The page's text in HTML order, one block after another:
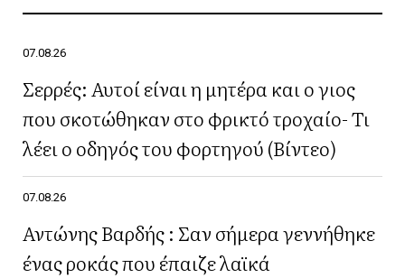
07.08.26
Σερρές: Αυτοί είναι η μητέρα και ο γιος
που σκοτώθηκαν στο φρικτό τροχαίο- Τι
λέει ο οδηγός του φορτηγού (Βίντεο)
07.08.26
Αντώνης Βαρδής : Σαν σήμερα γεννήθηκε
ένας ροκάς που έπαιζε λαϊκά